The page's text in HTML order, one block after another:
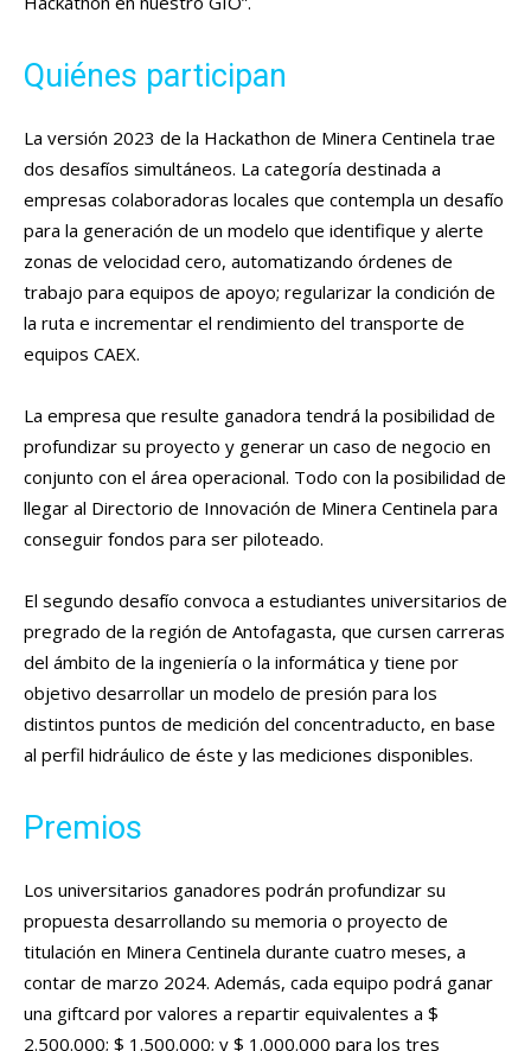
Quiénes participan
La versión 2023 de la Hackathon de Minera Centinela trae
dos desafíos simultáneos. La categoría destinada a
empresas colaboradoras locales que contempla un desafío
para la generación de un modelo que identifique y alerte
zonas de velocidad cero, automatizando órdenes de
trabajo para equipos de apoyo; regularizar la condición de
la ruta e incrementar el rendimiento del transporte de
equipos CAEX.
La empresa que resulte ganadora tendrá la posibilidad de
profundizar su proyecto y generar un caso de negocio en
conjunto con el área operacional. Todo con la posibilidad de
llegar al Directorio de Innovación de Minera Centinela para
conseguir fondos para ser piloteado.
El segundo desafío convoca a estudiantes universitarios de
pregrado de la región de Antofagasta, que cursen carreras
del ámbito de la ingeniería o la informática y tiene por
objetivo desarrollar un modelo de presión para los
distintos puntos de medición del concentraducto, en base
al perfil hidráulico de éste y las mediciones disponibles.
Premios
Los universitarios ganadores podrán profundizar su
propuesta desarrollando su memoria o proyecto de
titulación en Minera Centinela durante cuatro meses, a
contar de marzo 2024. Además, cada equipo podrá ganar
una giftcard por valores a repartir equivalentes a $
2.500.000; $ 1.500.000; y $ 1.000.000 para los tres